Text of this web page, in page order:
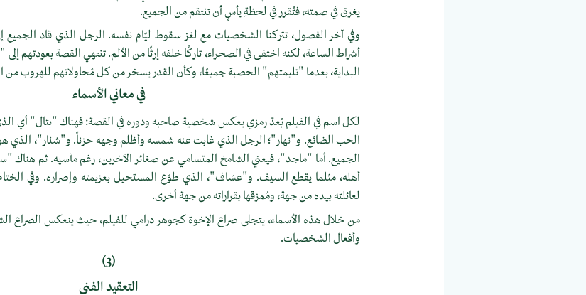
يغرق في صمته، فتُقرر في لحظةِ يأسٍ أن تنتقم من الجميع.
وفي آخر الفصول، تتركنا الشخصيات مع لغز سقوط ليّام نفسه. الرجل الذي قاد الجميع
أشراط الساعة، لكنه اختفى في الصحراء، تاركًا خلفه إرثًا من الألم. تنتهي القصة بعودتهم
البداية، بعدما "تليمتهم" الحصبة جميعًا، وكأن القدر يسخر من كل مُحاولاتهم للهروب من
في معاني الأسماء
لكل اسم في الفيلم بُعدٌ رمزي يعكس شخصية صاحبه ودوره في القصة: فهناك "بتال" أي
الحب الضائع. و"نهار"؛ الرجل الذي غابت عنه شمسه وأظلم وجهه حزناً. و"شنار"، الذي
الجميع. أما "ماجد"، فيعني الشامخ المتسامي عن صغائر الآخرين، رغم مآسيه. ثم هناك
أهله، مثلما يقطع السيف. و"عسّاف"، الذي طوّع المستحيل بعزيمته وإصراره. وفي
لعائلته بيده من جهة، ومُمزقها بقراراته من جهة أخرى.
من خلال هذه الأسماء، يتجلى صراع الإخوة كجوهر درامي للفيلم، حيث ينعكس الصراع
وأفعال الشخصيات.
(3)
التعقيد الفني